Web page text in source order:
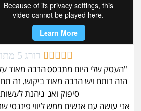




 דורג 5 מתוך 5
"העסק שלי היום מתבסס הרבה מאוד
הזה רותח ויש הרבה מאוד ביקוש. זה
סיפוק ואני ניהנת לעשות
אני עושה עם אנשים ממש ליווי פיננסי